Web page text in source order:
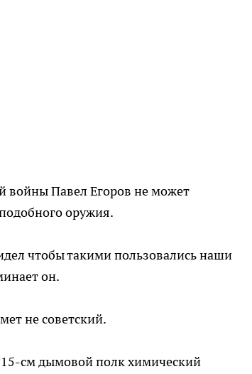
войны Павел Егоров не может
оружия.
чтобы такими поль­зовались наши
он.
не советский.
см дымовой полк химический